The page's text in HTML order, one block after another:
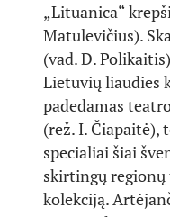
„Lituanica“
Matulevičius).
(vad. D.
Lietuvių liaudies
padedamas
(rež. I.
specialiai šiai
skirtingų
kolekciją.